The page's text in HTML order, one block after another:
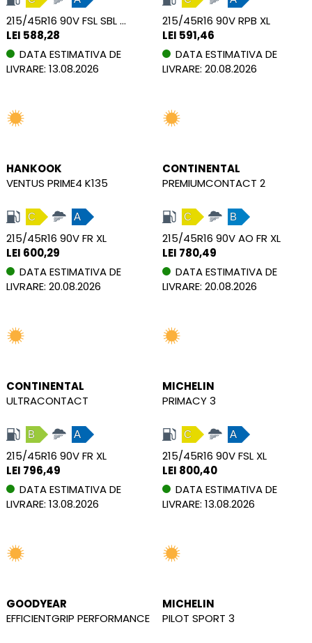
215/45R16 90V FSL SBL XL
LEI 588,28
DATA ESTIMATIVA DE
LIVRARE: 13.08.2026
215/45R16 90V RPB XL
LEI 591,46
DATA ESTIMATIVA DE
LIVRARE: 20.08.2026
HANKOOK
VENTUS PRIME4 K135
C A
215/45R16 90V FR XL
LEI 600,29
DATA ESTIMATIVA DE
LIVRARE: 20.08.2026
CONTINENTAL
PREMIUMCONTACT 2
C B
215/45R16 90V AO FR XL
LEI 780,49
DATA ESTIMATIVA DE
LIVRARE: 20.08.2026
CONTINENTAL
ULTRACONTACT
B A
215/45R16 90V FR XL
LEI 796,49
DATA ESTIMATIVA DE
LIVRARE: 13.08.2026
MICHELIN
PRIMACY 3
C A
215/45R16 90V FSL XL
LEI 800,40
DATA ESTIMATIVA DE
LIVRARE: 13.08.2026
GOODYEAR
EFFICIENTGRIP PERFORMANCE
MICHELIN
PILOT SPORT 3